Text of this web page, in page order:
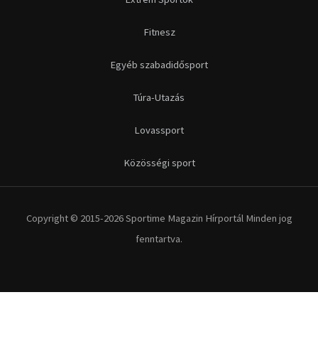
Fitnesz
Egyéb szabadidősport
Túra-Utazás
Lovassport
Közösségi sport
Copyright © 2015-2026 Sportime Magazin Hírportál Minden jog
fenntartva.